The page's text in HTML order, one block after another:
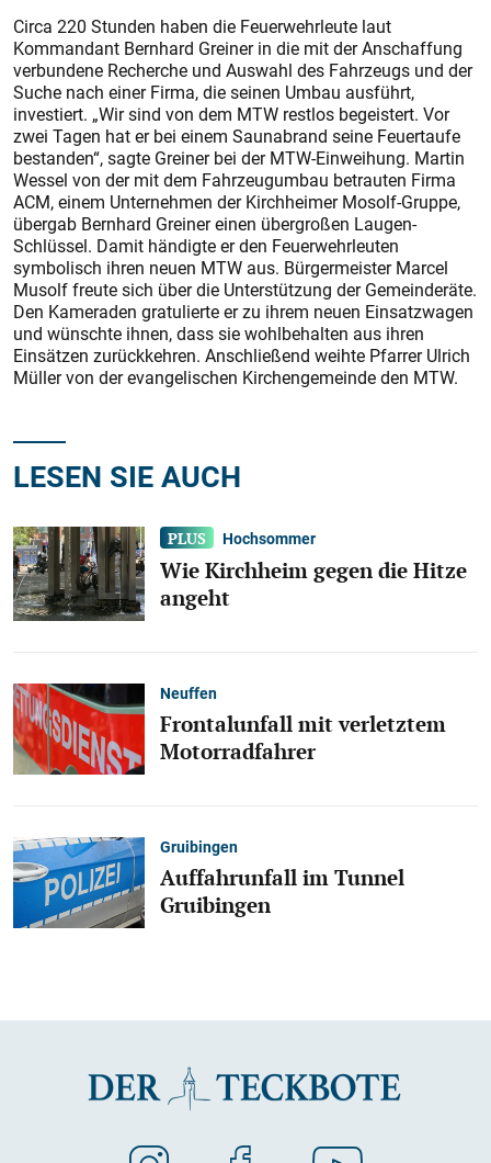
Circa 220 Stunden haben die Feuerwehrleute laut
Kommandant Bernhard Greiner in die mit der Anschaffung
verbundene Recherche und Auswahl des Fahrzeugs und der
Suche nach einer Firma, die seinen Umbau ausführt,
investiert. „Wir sind von dem MTW restlos begeistert. Vor
zwei Tagen hat er bei einem Saunabrand seine Feuertaufe
bestanden“, sagte Greiner bei der MTW-Einweihung. Martin
Wessel von der mit dem Fahrzeugumbau betrauten Firma
ACM, einem Unternehmen der Kirchheimer Mosolf-Gruppe,
übergab Bernhard Greiner einen übergroßen Laugen-
Schlüssel. Damit händigte er den Feuerwehrleuten
symbolisch ihren neuen MTW aus. Bürgermeister Marcel
Musolf freute sich über die Unterstützung der Gemeinderäte.
Den Kameraden gratulierte er zu ihrem neuen Einsatzwagen
und wünschte ihnen, dass sie wohlbehalten aus ihren
Einsätzen zurückkehren. Anschließend weihte Pfarrer Ulrich
Müller von der evangelischen Kirchengemeinde den MTW.
LESEN SIE AUCH
Hochsommer
Wie Kirchheim gegen die Hitze
angeht
Neuffen
Frontalunfall mit verletztem
Motorradfahrer
Gruibingen
Auffahrunfall im Tunnel
Gruibingen